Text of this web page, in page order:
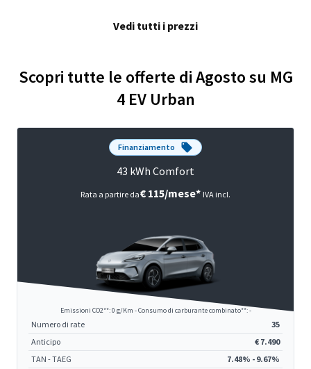
Vedi tutti i prezzi
Scopri tutte le offerte di Agosto su MG
4 EV Urban
Finanziamento
43 kWh Comfort
Rata a partire da€ 115/mese* IVA incl.
Emissioni CO2**: 0 g/Km - Consumo di carburante combinato**: -
Numero di rate
35
Anticipo
€ 7.490
TAN - TAEG
7.48% - 9.67%